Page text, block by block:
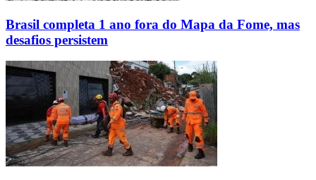
Brasil completa 1 ano fora do Mapa da Fome, mas
desafios persistem